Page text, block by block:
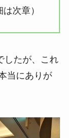
は次章）
したが、これ
当にありが